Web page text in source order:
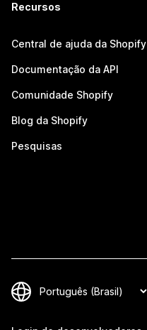
Recursos
Central de ajuda da Shopify
Documentação da API
Comunidade Shopify
Blog da Shopify
Pesquisas